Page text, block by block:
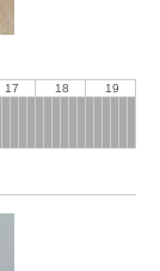
17 18 19